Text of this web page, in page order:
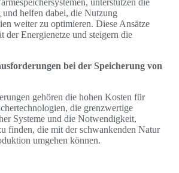
helfen dabei, die Nutzung
weiter zu optimieren. Diese Ansätze
der Energienetze und steigern die
bei der Speicherung von
gehören die hohen Kosten für
die grenzwertige
Systeme und die Notwendigkeit,
finden, die mit der schwankenden Natur
umgehen können.